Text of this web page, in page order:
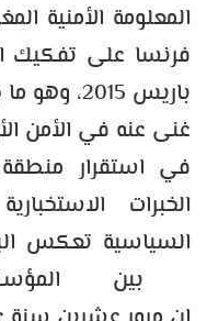
المعلومة الأمنية
فرنسا على تفكيك
باريس
غنى عنه في الأمن
في استقرار
الخبرات
السياسية تعكس
بين